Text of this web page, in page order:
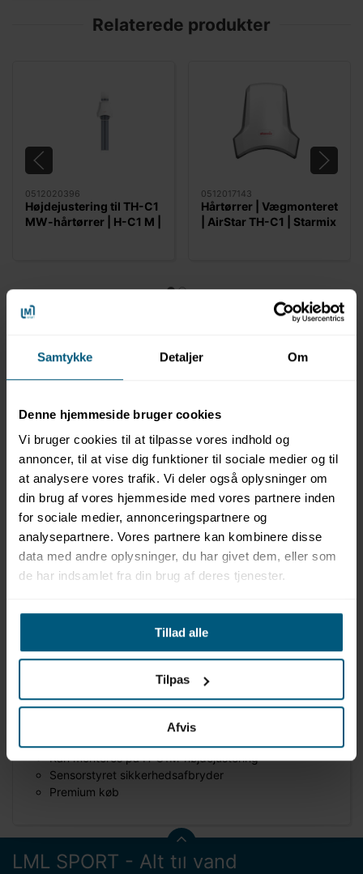
Samtykke Detaljer Om
Denne hjemmeside bruger cookies
Vi bruger cookies til at tilpasse vores indhold og
annoncer, til at vise dig funktioner til sociale medier og til
at analysere vores trafik. Vi deler også oplysninger om
din brug af vores hjemmeside med vores partnere inden
for sociale medier, annonceringspartnere og
analysepartnere. Vores partnere kan kombinere disse
data med andre oplysninger, du har givet dem, eller som
de har indsamlet fra din brug af deres tjenester.
Tillad alle
Tilpas
Afvis
Relaterede produkter
0512020396
Højdejustering til TH-C1
MW-hårtørrer | H-C1 M |
0512017143
Hårtørrer | Vægmonteret
| AirStar TH-C1 | Starmix
Information Specifikationer
Produktinformation
Mærke: Starmix
Model: AirStar TH-C1 MW
Vægmonteret hårtørrer til omklædningsrum og
baderum
Serie: “Vandal-Proof Hair Dryer”
Lyd: 71 dB(A)
Dimensioner: H293 x B280 x D182 mm
Ekstremt robust og slidstærk – oplagt til kommerciel
brug
Kan monteres på H-C1M-højdejustering
Sensorstyret sikkerhedsafbryder
Premium køb
LML SPORT - Alt til vand